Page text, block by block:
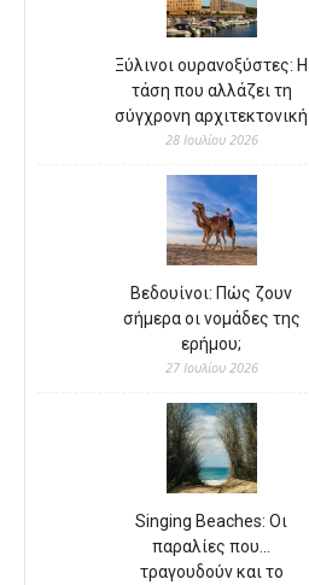
Ξύλινοι ουρανοξύστες: Η
τάση που αλλάζει τη
σύγχρονη αρχιτεκτονική
28 Ιουλίου 2026
Βεδουίνοι: Πώς ζουν
σήμερα οι νομάδες της
ερήμου;
27 Ιουλίου 2026
Singing Beaches: Οι
παραλίες που…
τραγουδούν και το